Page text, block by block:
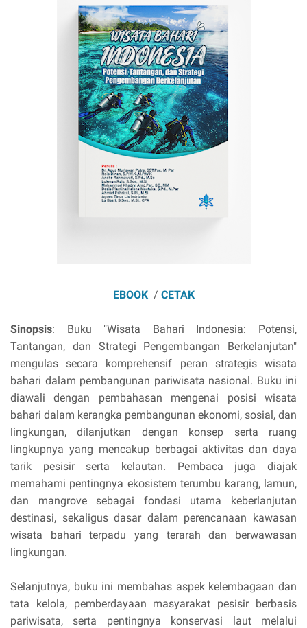
EBOOK / CETAK
Sinopsis: Buku "Wisata Bahari Indonesia: Potensi,
Tantangan, dan Strategi Pengembangan Berkelanjutan"
mengulas secara komprehensif peran strategis wisata
bahari dalam pembangunan pariwisata nasional. Buku ini
diawali dengan pembahasan mengenai posisi wisata
bahari dalam kerangka pembangunan ekonomi, sosial, dan
lingkungan, dilanjutkan dengan konsep serta ruang
lingkupnya yang mencakup berbagai aktivitas dan daya
tarik pesisir serta kelautan. Pembaca juga diajak
memahami pentingnya ekosistem terumbu karang, lamun,
dan mangrove sebagai fondasi utama keberlanjutan
destinasi, sekaligus dasar dalam perencanaan kawasan
wisata bahari terpadu yang terarah dan berwawasan
lingkungan.
Selanjutnya, buku ini membahas aspek kelembagaan dan
tata kelola, pemberdayaan masyarakat pesisir berbasis
pariwisata, serta pentingnya konservasi laut melalui